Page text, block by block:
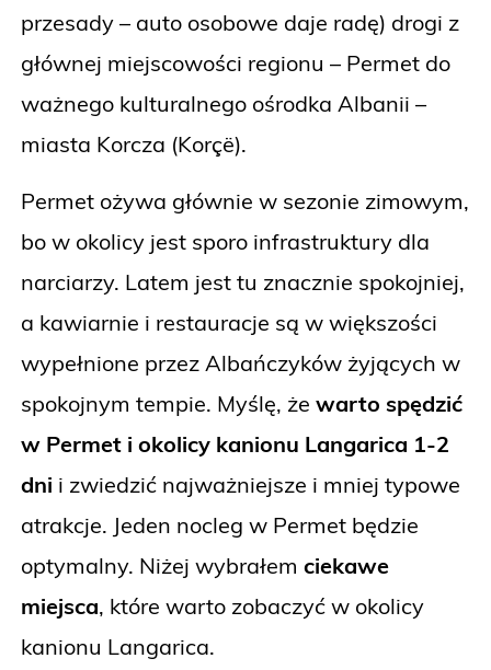
przesady – auto osobowe daje radę) drogi z
głównej miejscowości regionu – Permet do
ważnego kulturalnego ośrodka Albanii –
miasta Korcza (Korçë).
Permet ożywa głównie w sezonie zimowym,
bo w okolicy jest sporo infrastruktury dla
narciarzy. Latem jest tu znacznie spokojniej,
a kawiarnie i restauracje są w większości
wypełnione przez Albańczyków żyjących w
spokojnym tempie. Myślę, że warto spędzić
w Permet i okolicy kanionu Langarica 1-2
dni i zwiedzić najważniejsze i mniej typowe
atrakcje. Jeden nocleg w Permet będzie
optymalny. Niżej wybrałem ciekawe
miejsca, które warto zobaczyć w okolicy
kanionu Langarica.